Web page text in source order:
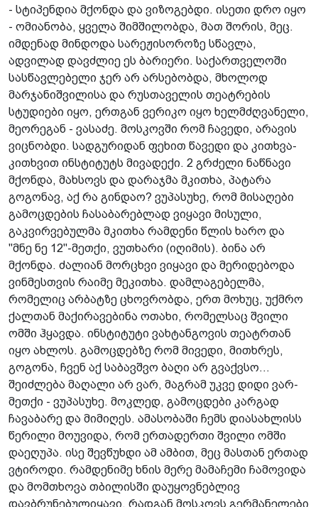
- სტიპენდია მქონდა და ვიზოგებდი. ისეთი დრო იყო
- ომიანობა, ყველა შიმშილობდა, მათ შორის, მეც.
იმდენად მინდოდა სარეჟისოროზე სწავლა,
ადვილად დავძლიე ეს ბარიერი. საქართველოში
სასწავლებელი ჯერ არ არსებობდა, მხოლოდ
მარჯანიშვილისა და რუსთაველის თეატრების
სტუდიები იყო, ერთგან ვერიკო იყო ხელმძღვანელი,
მეორეგან - ვასაძე. მოსკოვში რომ ჩავედი, არავის
ვიცნობდი. სადგურიდან ფეხით წავედი და კითხვა-
კითხვით ინსტიტუტს მივადექი. 2 გრძელი ნაწნავი
მქონდა, მახსოვს და დარაჯმა მკითხა, პატარა
გოგონავ, აქ რა გინდაო? ვუპასუხე, რომ მისაღები
გამოცდების ჩასაბარებლად ვიყავი მისული,
გაკვირვებულმა მკითხა რამდენი წლის ხარო და
"მნე ნე 12"-მეთქი, ვუთხარი (იღიმის). ბინა არ
მქონდა. ძალიან მორცხვი ვიყავი და მერიდებოდა
ვინმესთვის რაიმე მეკითხა. დამლაგებელმა,
რომელიც არბატზე ცხოვრობდა, ერთ მოხუც, უქმრო
ქალთან მაქირავებინა ოთახი, რომელსაც შვილი
ომში ჰყავდა. ინსტიტუტი ვახტანგოვის თეატრთან
იყო ახლოს. გამოცდებზე რომ მივედი, მითხრეს,
გოგონა, ჩვენ აქ საბავშვო ბაღი არ გვაქვსო...
შეიძლება მაღალი არ ვარ, მაგრამ უკვე დიდი ვარ-
მეთქი - ვუპასუხე. მოკლედ, გამოცდები კარგად
ჩავაბარე და მიმიღეს. ამასობაში ჩემს დიასახლისს
წერილი მოუვიდა, რომ ერთადერთი შვილი ომში
დაეღუპა. ისე შევწუხდი ამ ამბით, მეც მასთან ერთად
ვტიროდი. რამდენიმე ხნის მერე მამაჩემი ჩამოვიდა
და მომთხოვა თბილისში დაუყოვნებლივ
დავბრუნებულიყავი, რადგან მოსკოვს გერმანელები